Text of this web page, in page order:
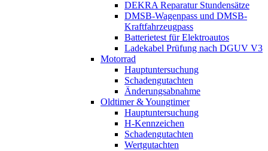
DEKRA Reparatur Stundensätze
DMSB-Wagenpass und DMSB-
Kraftfahrzeugpass
Batterietest für Elektroautos
Ladekabel Prüfung nach DGUV V3
Motorrad
Hauptuntersuchung
Schadengutachten
Änderungsabnahme
Oldtimer & Youngtimer
Hauptuntersuchung
H-Kennzeichen
Schadengutachten
Wertgutachten